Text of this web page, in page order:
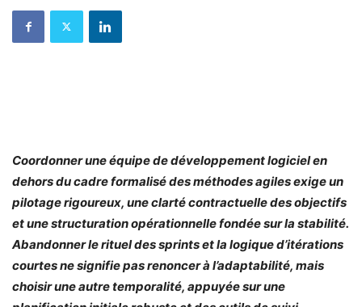
Coordonner une équipe de développement logiciel en
dehors du cadre formalisé des méthodes agiles exige un
pilotage rigoureux, une clarté contractuelle des objectifs
et une structuration opérationnelle fondée sur la stabilité.
Abandonner le rituel des sprints et la logique d’itérations
courtes ne signifie pas renoncer à l’adaptabilité, mais
choisir une autre temporalité, appuyée sur une